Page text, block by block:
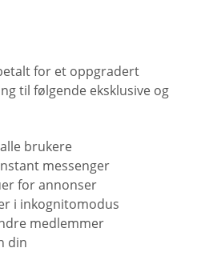
for et oppgradert
til følgende eksklusive og
brukere
messenger
for annonser
i inkognitomodus
medlemmer
din